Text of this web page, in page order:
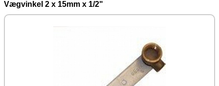
Vægvinkel 2 x 15mm x 1/2"